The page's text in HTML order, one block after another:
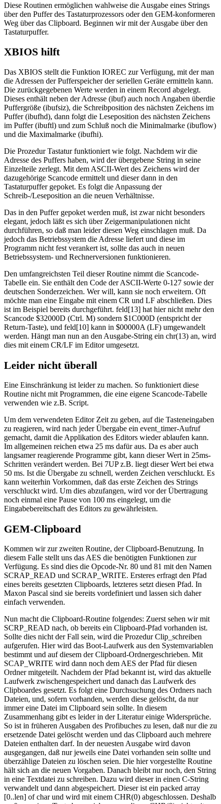
Diese Routinen ermöglichen wahlweise die Ausgabe eines Strings
über den Puffer des Tastaturprozessors oder den GEM-konformeren
Weg über das Clipboard. Beginnen wir mit der Ausgabe über den
Tastaturpuffer.
XBIOS hilft
Das XBIOS stellt die Funktion IOREC zur Verfügung, mit der man
die Adressen der Pufferspeicher der seriellen Geräte ermitteln kann.
Die zurückgegebenen Werte werden in einem Record abgelegt.
Dieses enthält neben der Adresse (ibuf) auch noch Angaben überdie
Puffergröße (ibufsiz), die Schreibposition des nächsten Zeichens im
Puffer (ibufhd), dann folgt die Leseposition des nächsten Zeichens
im Puffer (ibuftl) und zum Schluß noch die Minimalmarke (ibuflow)
und die Maximalmarke (ibufhi).
Die Prozedur Tastatur funktioniert wie folgt. Nachdem wir die
Adresse des Puffers haben, wird der übergebene String in seine
Einzelteile zerlegt. Mit dem ASCII-Wert des Zeichens wird der
dazugehörige Scancode ermittelt und dieser dann in den
Tastaturpuffer gepoket. Es folgt die Anpassung der
Schreib-/Leseposition an die neuen Verhältnisse.
Das in den Puffer gepoket werden muß, ist zwar nicht besonders
elegant, jedoch läßt es sich über Zeigermanipulationen nicht
durchführen, so daß man leider diesen Weg einschlagen muß. Da
jedoch das Betriebssystem die Adresse liefert und diese im
Programm nicht fest verankert ist, sollte das auch in neuen
Betriebssystem- und Rechnerversionen funktionieren.
Den umfangreichsten Teil dieser Routine nimmt die Scancode-
Tabelle ein. Sie enthält den Code der ASCII-Werte 0-127 sowie der
deutschen Sonderzeichen. Wer will, kann sie noch erweitern. Oft
möchte man eine Eingabe mit einem CR und LF abschließen. Dies
ist im Beispiel bereits durchgeführt. feld[13] hat hier nicht mehr den
Scancode $32000D (Ctrl. M) sondern $1C000D (entspricht der
Return-Taste), und feld[10] kann in $00000A (LF) umgewandelt
werden. Hängt man nun an den Ausgabe-String ein chr(13) an, wird
dies mit einem CR/LF im Editor umgesetzt.
Leider nicht überall
Eine Einschränkung ist leider zu machen. So funktioniert diese
Routine nicht mit Programmen, die eine eigene Scancode-Tabelle
verwenden wie z.B. Script.
Um dem verwendeten Editor Zeit zu geben, auf die Tasteneingaben
zu reagieren, wird nach jeder Übergabe ein event_timer-Aufruf
gemacht, damit die Applikation des Editors wieder ablaufen kann.
Im allgemeinen reichen etwa 25 ms dafür aus. Da es aber auch
langsamer reagierende Programme gibt, kann dieser Wert in 25ms-
Schritten verändert werden. Bei 7UP z.B. liegt dieser Wert bei etwa
50 ms. Ist die Übergabe zu schnell, werden Zeichen verschluckt. Es
kann weiterhin Vorkommen, daß das erste Zeichen des Strings
verschluckt wird. Um dies abzufangen, wird vor der Übertragung
noch einmal eine Pause von 100 ms eingelegt, um die
Eingabebereitschaft des Editors zu gewährleisten.
GEM-Clipboard
Kommen wir zur zweiten Routine, der Clipboard-Benutzung. In
diesem Falle stellt uns das AES die benötigten Funktionen zur
Verfügung. Es sind dies die Opcode-Nr. 80 und 81 mit den Namen
SCRAP_READ und SCRAP_WRITE. Ersteres erfragt den Pfad
eines bereits gesetzten Clipboards, letzteres setzt diesen Pfad. In
Maxon Pascal sind sie bereits vordefiniert und lassen sich daher
einfach verwenden.
Nun macht die Clipboard-Routine folgendes: Zuerst sehen wir mit
SCRP_READ nach, ob bereits ein Clipboard-Pfad vorhanden ist.
Sollte dies nicht der Fall sein, wird die Prozedur Clip_schreiben
aufgerufen. Hier wird das Boot-Laufwerk aus den Systemvariablen
bestimmt und auf diesem der Clipboard-Ordnergeschrieben. Mit
SCAP_WRITE wird dann noch dem AES der Pfad für diesen
Ordner mitgeteilt. Nachdem der Pfad bekannt ist, wird das aktuelle
Laufwerk zwischengespeichert und danach das Laufwerk des
Clipboardes gesetzt. Es folgt eine Durchsuchung des Ordners nach
Dateien, und, sofern vorhanden, werden diese gelöscht, da nur
immer eine Datei im Clipboard sein sollte. In diesem
Zusammenhang gibt es leider in der Literatur einige Widersprüche.
So ist in früheren Ausgaben des Profibuches zu lesen, daß nur die zu
ersetzende Datei gelöscht werden und das Clipboard auch mehrere
Dateien enthalten darf. In der neuesten Ausgabe wird davon
ausgegangen, daß nur jeweils eine Datei vorhanden sein sollte und
überzählige Dateien zu löschen seien. Die hier vorgestellte Routine
hält sich an die neuen Vorgaben. Danach bleibt nur noch, den String
in eine Textdatei zu schreiben. Dazu wird dieser in einen C-String
verwandelt und dann abgespeichert. Dieser ist ein packed array
[0..len] of char und wird mit einem CHR(0) abgeschlossen. Deshalb